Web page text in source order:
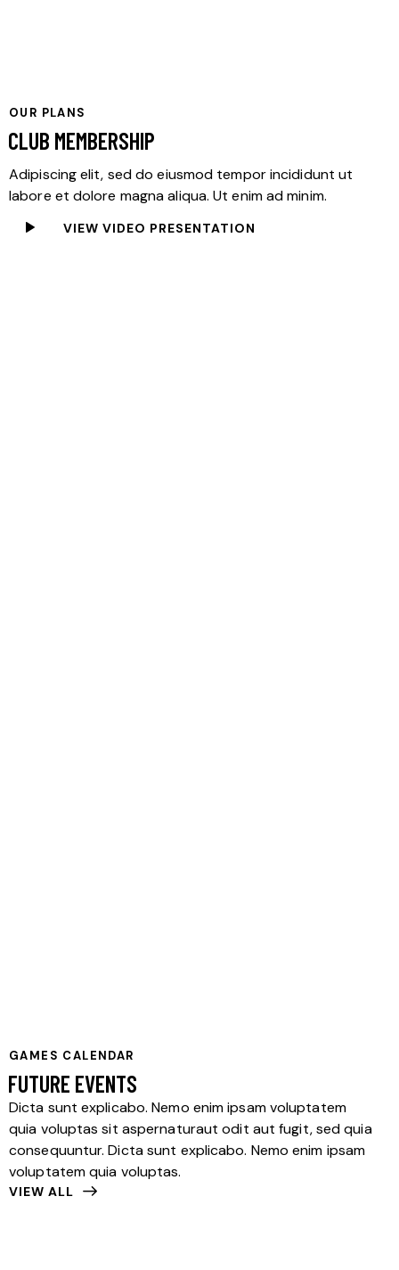
OUR PLANS
CLUB MEMBERSHIP
Adipiscing elit, sed do eiusmod tempor incididunt ut
labore et dolore magna aliqua. Ut enim ad minim.
VIEW VIDEO PRESENTATION
GAMES CALENDAR
FUTURE EVENTS
Dicta sunt explicabo. Nemo enim ipsam voluptatem
quia voluptas sit aspernaturaut odit aut fugit, sed quia
consequuntur. Dicta sunt explicabo. Nemo enim ipsam
voluptatem quia voluptas.
VIEW ALL